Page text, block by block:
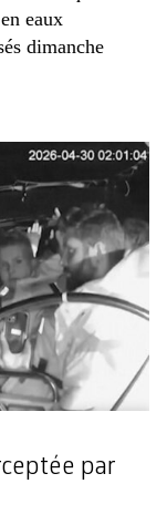
eaux
dimanche
par